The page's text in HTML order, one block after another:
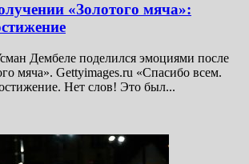
«Золотого мяча»:
Дембеле поделился эмоциями после
мяча». Gettyimages.ru «Спасибо всем.
Нет слов! Это был...